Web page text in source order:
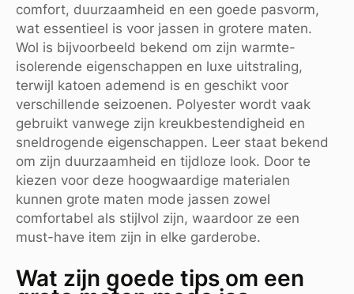
comfort, duurzaamheid en een goede pasvorm,
wat essentieel is voor jassen in grotere maten.
Wol is bijvoorbeeld bekend om zijn warmte-
isolerende eigenschappen en luxe uitstraling,
terwijl katoen ademend is en geschikt voor
verschillende seizoenen. Polyester wordt vaak
gebruikt vanwege zijn kreukbestendigheid en
sneldrogende eigenschappen. Leer staat bekend
om zijn duurzaamheid en tijdloze look. Door te
kiezen voor deze hoogwaardige materialen
kunnen grote maten mode jassen zowel
comfortabel als stijlvol zijn, waardoor ze een
must-have item zijn in elke garderobe.
Wat zijn goede tips om een